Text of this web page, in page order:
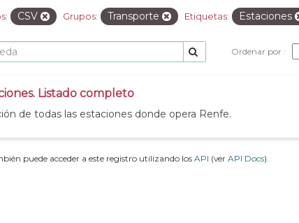
CSV Grupos: Transporte Etiquetas: Estaciones
Ordenar por
Listado completo
de todas las estaciones donde opera Renfe.
puede acceder a este registro utilizando losAPI (ver API Docs).